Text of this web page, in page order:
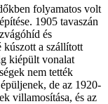
folyamatos volt
1905 tavaszán
és
a szállított
kiépült vonalat
nem tették
de az 1920-
villamosítása, és az